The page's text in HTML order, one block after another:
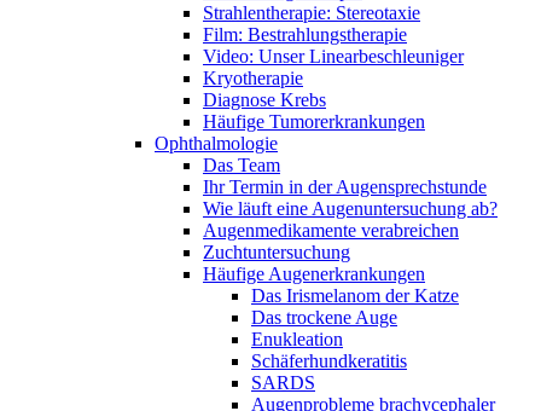
Strahlentherapie: Stereotaxie
Film: Bestrahlungstherapie
Video: Unser Linearbeschleuniger
Kryotherapie
Diagnose Krebs
Häufige Tumorerkrankungen
Ophthalmologie
Das Team
Ihr Termin in der Augensprechstunde
Wie läuft eine Augenuntersuchung ab?
Augenmedikamente verabreichen
Zuchtuntersuchung
Häufige Augenerkrankungen
Das Irismelanom der Katze
Das trockene Auge
Enukleation
Schäferhundkeratitis
SARDS
Augenprobleme brachycephaler